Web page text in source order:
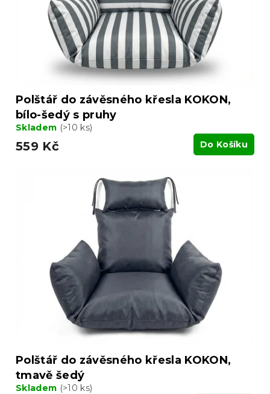
Polštář do závěsného křesla KOKON,
bílo-šedý s pruhy
Skladem (>10 ks)
559 Kč Do Košíku
Polštář do závěsného křesla KOKON,
tmavě šedý
Skladem (>10 ks)